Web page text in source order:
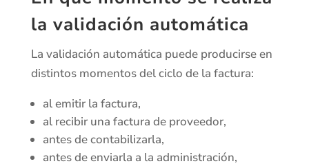
la validación automática
La validación automática puede producirse en
distintos momentos del ciclo de la factura:
al emitir la factura,
al recibir una factura de proveedor,
antes de contabilizarla,
antes de enviarla a la administración,